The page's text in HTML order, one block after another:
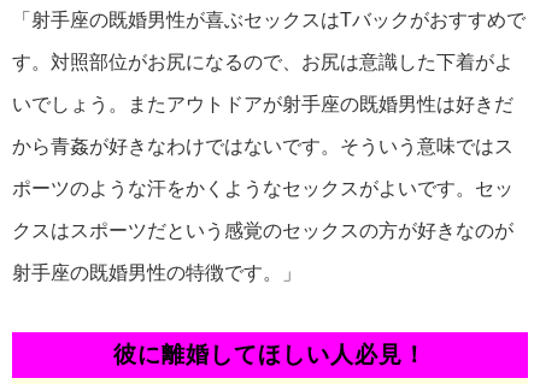
「射手座の既婚男性が喜ぶセックスはTバックがおすすめで
す。対照部位がお尻になるので、お尻は意識した下着がよ
いでしょう。またアウトドアが射手座の既婚男性は好きだ
から青姦が好きなわけではないです。そういう意味ではス
ポーツのような汗をかくようなセックスがよいです。セッ
クスはスポーツだという感覚のセックスの方が好きなのが
射手座の既婚男性の特徴です。」
彼に離婚してほしい人必見！